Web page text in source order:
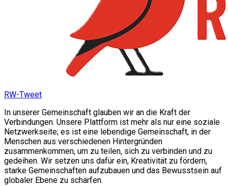
RW-Tweet
In unserer Gemeinschaft glauben wir an die Kraft der
Verbindungen. Unsere Plattform ist mehr als nur eine soziale
Netzwerkseite; es ist eine lebendige Gemeinschaft, in der
Menschen aus verschiedenen Hintergründen
zusammenkommen, um zu teilen, sich zu verbinden und zu
gedeihen. Wir setzen uns dafür ein, Kreativität zu fördern,
starke Gemeinschaften aufzubauen und das Bewusstsein auf
globaler Ebene zu schärfen.